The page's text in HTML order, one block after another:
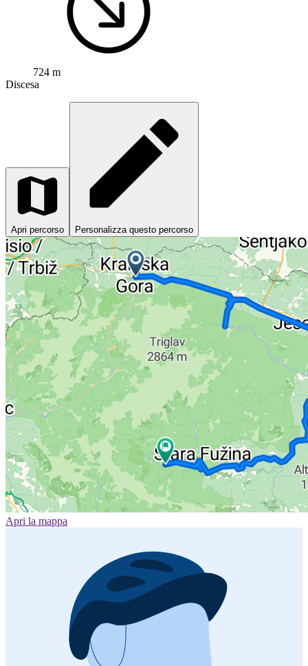
724 m
Discesa
Apri percorso Personalizza questo percorso
Apri la mappa